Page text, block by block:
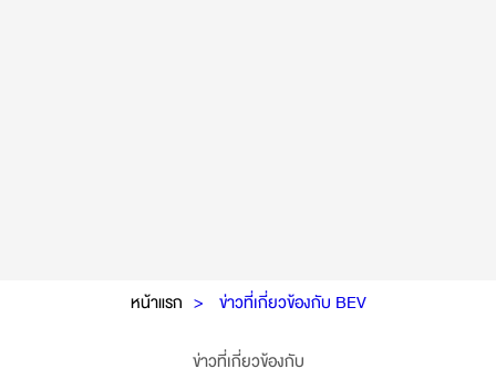
หน้าแรก ข่าวที่เกี่ยวข้องกับ BEV
ข่าวที่เกี่ยวข้องกับ